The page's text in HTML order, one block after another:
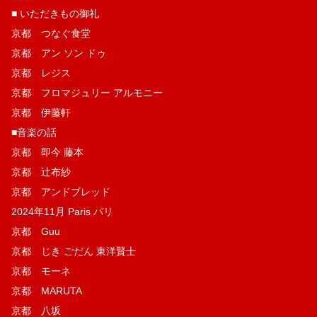
■ いただきもの御礼
京都 つなぐ食堂
京都 アン ソン ドゥ
京都 レジス
京都 フロマジュリー アルモニー
京都 伊藤軒
■音楽の話
京都 即今 藤本
京都 辻布紗
京都 アンドブレッド
2024年11月 Paris パリ
京都 Guu
京都 じき ごだん 東洋賢士
京都 モーネ
京都 MARUTA
京都 八坂